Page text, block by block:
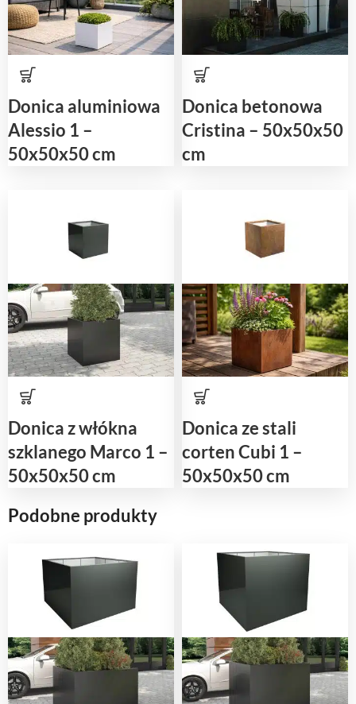
Donica aluminiowa
Alessio 1 –
50x50x50 cm
Donica betonowa
Cristina – 50x50x50
cm
Donica z włókna
szklanego Marco 1 –
50x50x50 cm
Donica ze stali
corten Cubi 1 –
50x50x50 cm
Podobne produkty